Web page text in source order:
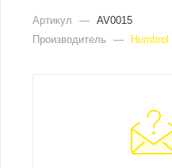
Артикул — AV0015
Производитель
— Humbrol